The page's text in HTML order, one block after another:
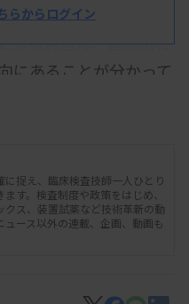
、最近の研究で明らか
よる発症は、国際的に
にあることが分かって
らからログイン
に捉え、臨床検査技師一人ひとり
す。検査制度や政策をはじめ、
ス、装置試薬など技術革新の動
ース以外の連載、企画、動画も